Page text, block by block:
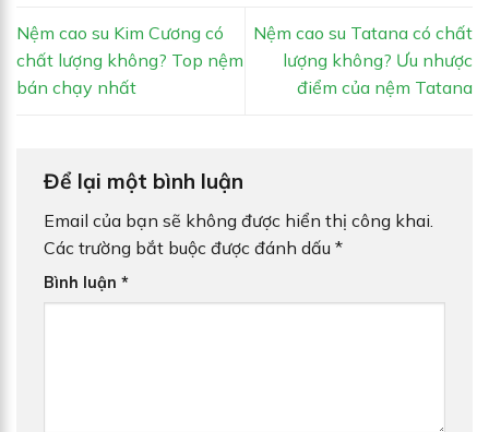
Nệm cao su Kim Cương có
chất lượng không? Top nệm
bán chạy nhất
Nệm cao su Tatana có chất
lượng không? Ưu nhược
điểm của nệm Tatana
Để lại một bình luận
Email của bạn sẽ không được hiển thị công khai.
Các trường bắt buộc được đánh dấu *
Bình luận *